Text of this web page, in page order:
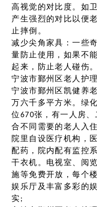
高视觉的对比度。如
产生强烈的对比以便
止摔倒。
减少尖角家具：一些
量防止使用，如果不
起来，防止老人碰伤。
宁波市鄞州区老人护
宁波市鄞州区凯健养
万六千多平方米。绿
位670张，有一人房
合不同需要的老人入住
院里自设医疗机构，
配药，院内配有监控
干衣机。电视室、阅
施等免费开放，每个
娱乐厅及丰富多彩的
实;